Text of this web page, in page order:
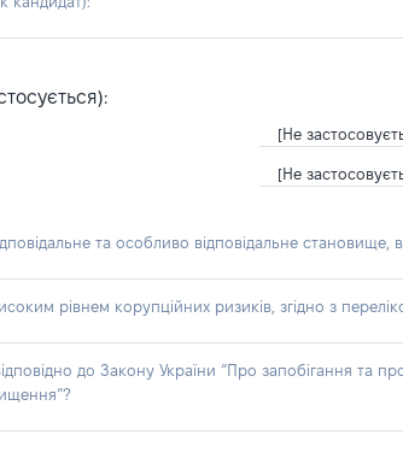
[Не
[Не
та особливо відповідальне становище,
рівнем корупційних ризиків, згідно з
до Закону України “Про запобігання та